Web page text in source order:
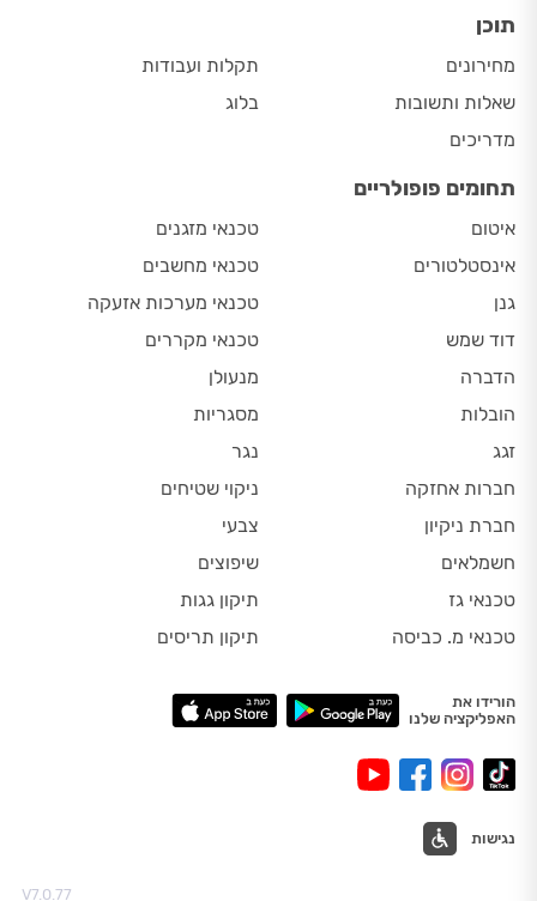
תוכן
מחירונים
שאלות ותשובות
מדריכים
תקלות ועבודות
בלוג
תחומים פופולריים
איטום
אינסטלטורים
גנן
דוד שמש
הדברה
הובלות
זגג
חברות אחזקה
חברת ניקיון
חשמלאים
טכנאי גז
טכנאי מ. כביסה
טכנאי מזגנים
טכנאי מחשבים
טכנאי מערכות אזעקה
טכנאי מקררים
מנעולן
מסגריות
נגר
ניקוי שטיחים
צבעי
שיפוצים
תיקון גגות
תיקון תריסים
הורידו את
האפליקציה שלנו
נגישות
V7.0.77